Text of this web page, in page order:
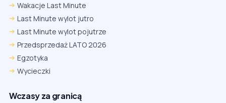
Wakacje Last Minute
Last Minute wylot jutro
Last Minute wylot pojutrze
Przedsprzedaż LATO 2026
Egzotyka
Wycieczki
Wczasy za granicą